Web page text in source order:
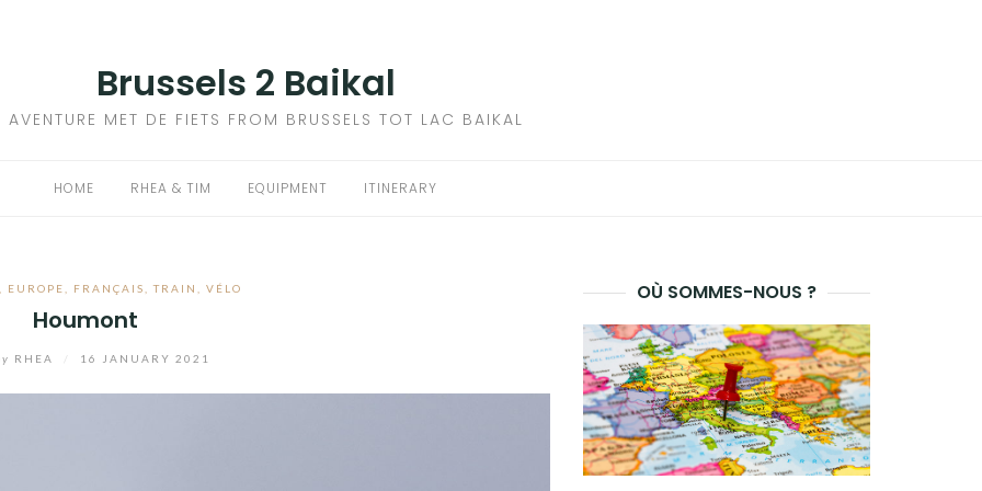
Brussels 2 Baikal
AVENTURE MET DE FIETS FROM BRUSSELS TOT LAC BAIKAL
HOME RHEA & TIM EQUIPMENT ITINERARY
EUROPE FRANÇAIS ,TRAIN ,VÉLO
Houmont
RHEA 16 JANUARY 2021
OÙ SOMMES-NOUS ?